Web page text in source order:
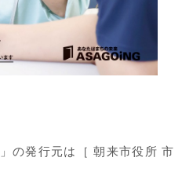
の発行元は［ 朝来市役所 市